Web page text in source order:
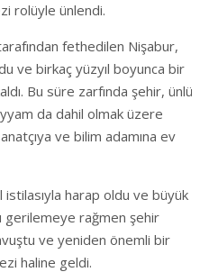
rolüyle ünlendi.
fethedilen Nişabur,
ve birkaç yüzyıl boyunca bir
Bu süre zarfında şehir, ünlü
da dahil olmak üzere
ve bilim adamına ev
harap oldu ve büyük
gerilemeye rağmen şehir
ve yeniden önemli bir
haline geldi.